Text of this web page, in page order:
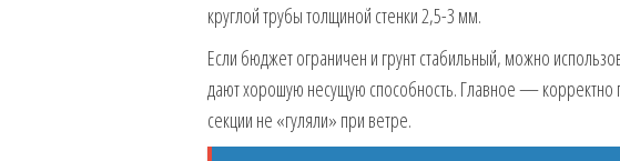
круглой трубы толщиной стенки 2,5-3 мм.
Если бюджет ограничен и грунт стабильный, можно
дают хорошую несущую способность. Главное — корректно
секции не «гуляли» при ветре.